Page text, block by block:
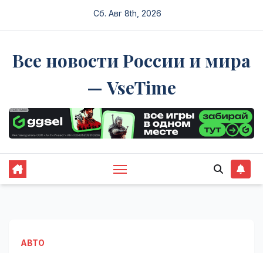
Сб. Авг 8th, 2026
Все новости России и мира
— VseTime
АВТО